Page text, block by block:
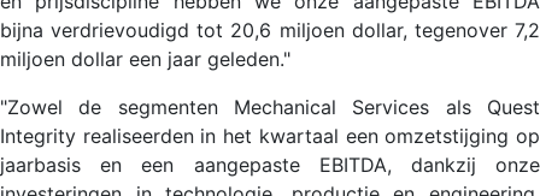
bijna verdrievoudigd tot 20,6 miljoen dollar, tegenover 7,2
miljoen dollar een jaar geleden."
"Zowel de segmenten Mechanical Services als Quest
Integrity realiseerden in het kwartaal een omzetstijging op
jaarbasis en een aangepaste EBITDA, dankzij onze